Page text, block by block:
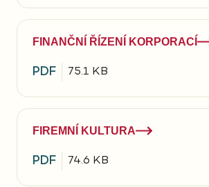
FINANČNÍ ŘÍZENÍ KORPORACÍ
PDF 75.1 KB
FIREMNÍ KULTURA
PDF 74.6 KB